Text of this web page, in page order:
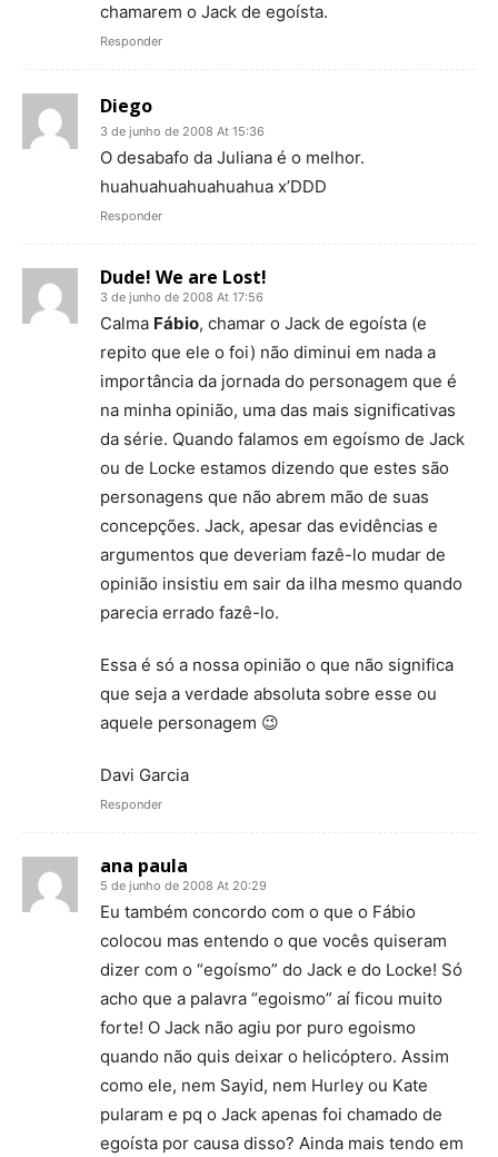
chamarem o Jack de egoísta.
Responder
Diego
3 de junho de 2008 At 15:36
O desabafo da Juliana é o melhor.
huahuahuahuahuahua x’DDD
Responder
Dude! We are Lost!
3 de junho de 2008 At 17:56
Calma Fábio, chamar o Jack de egoísta (e
repito que ele o foi) não diminui em nada a
importância da jornada do personagem que é
na minha opinião, uma das mais significativas
da série. Quando falamos em egoísmo de Jack
ou de Locke estamos dizendo que estes são
personagens que não abrem mão de suas
concepções. Jack, apesar das evidências e
argumentos que deveriam fazê-lo mudar de
opinião insistiu em sair da ilha mesmo quando
parecia errado fazê-lo.
Essa é só a nossa opinião o que não significa
que seja a verdade absoluta sobre esse ou
aquele personagem 😉
Davi Garcia
Responder
ana paula
5 de junho de 2008 At 20:29
Eu também concordo com o que o Fábio
colocou mas entendo o que vocês quiseram
dizer com o “egoísmo” do Jack e do Locke! Só
acho que a palavra “egoismo” aí ficou muito
forte! O Jack não agiu por puro egoismo
quando não quis deixar o helicóptero. Assim
como ele, nem Sayid, nem Hurley ou Kate
pularam e pq o Jack apenas foi chamado de
egoísta por causa disso? Ainda mais tendo em